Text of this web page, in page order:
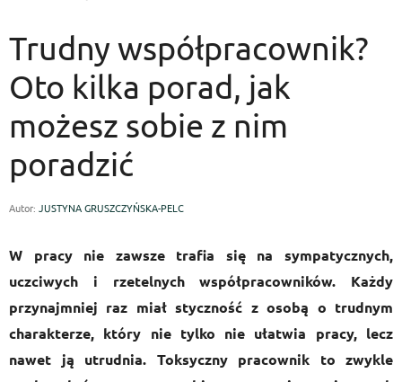
Trudny współpracownik?
Oto kilka porad, jak
możesz sobie z nim
poradzić
Autor: JUSTYNA GRUSZCZYŃSKA-PELC
W pracy nie zawsze trafia się na sympatycznych,
uczciwych i rzetelnych współpracowników. Każdy
przynajmniej raz miał styczność z osobą o trudnym
charakterze, który nie tylko nie ułatwia pracy, lecz
nawet ją utrudnia. Toksyczny pracownik to zwykle